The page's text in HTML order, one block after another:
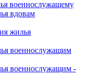
военнослужащему
вдовам
жилья
военнослужащим
военнослужащим -